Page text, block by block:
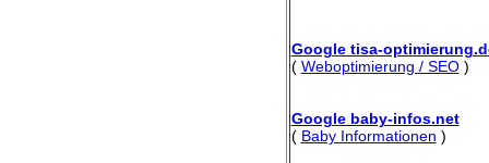
Google tisa-
( Weboptimierung / SEO)
Google baby-infos.net
( Baby Informationen )